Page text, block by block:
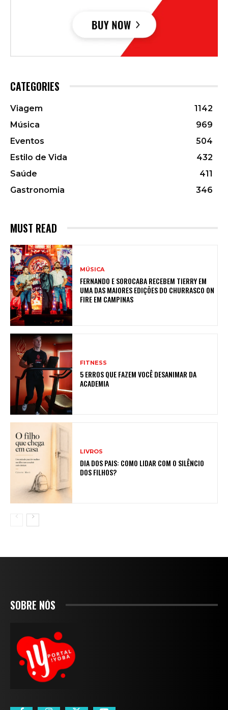
CATEGORIES
Viagem
1142
Música
969
Eventos
504
Estilo de Vida
432
Saúde
411
Gastronomia
346
MUST READ
MÚSICA
FERNANDO E SOROCABA RECEBEM TIERRY EM
UMA DAS MAIORES EDIÇÕES DO CHURRASCO ON
FIRE EM CAMPINAS
FITNESS
5 ERROS QUE FAZEM VOCÊ DESANIMAR DA
ACADEMIA
LIVROS
DIA DOS PAIS: COMO LIDAR COM O SILÊNCIO
DOS FILHOS?
SOBRE NÓS